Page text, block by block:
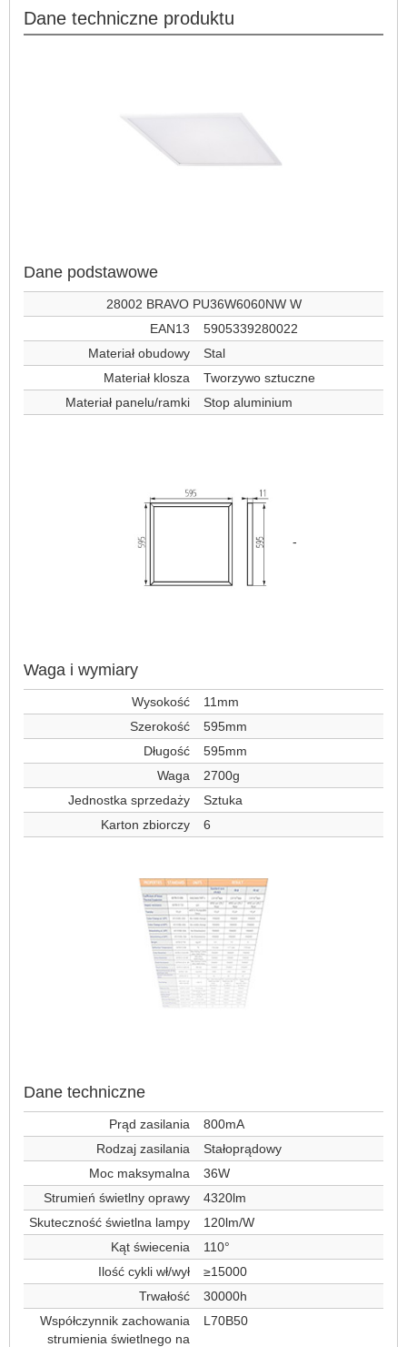
Dane techniczne produktu
Dane podstawowe
28002 BRAVO PU36W6060NW W
EAN13
5905339280022
Materiał obudowy
Stal
Materiał klosza
Tworzywo sztuczne
Materiał panelu/ramki
Stop aluminium
-
Waga i wymiary
Wysokość
11mm
Szerokość
595mm
Długość
595mm
Waga
2700g
Jednostka sprzedaży
Sztuka
Karton zbiorczy
6
Dane techniczne
Prąd zasilania
800mA
Rodzaj zasilania
Stałoprądowy
Moc maksymalna
36W
Strumień świetlny oprawy
4320lm
Skuteczność świetlna lampy
120lm/W
Kąt świecenia
110°
Ilość cykli wł/wył
≥15000
Trwałość
30000h
Współczynnik zachowania
strumienia świetlnego na
L70B50